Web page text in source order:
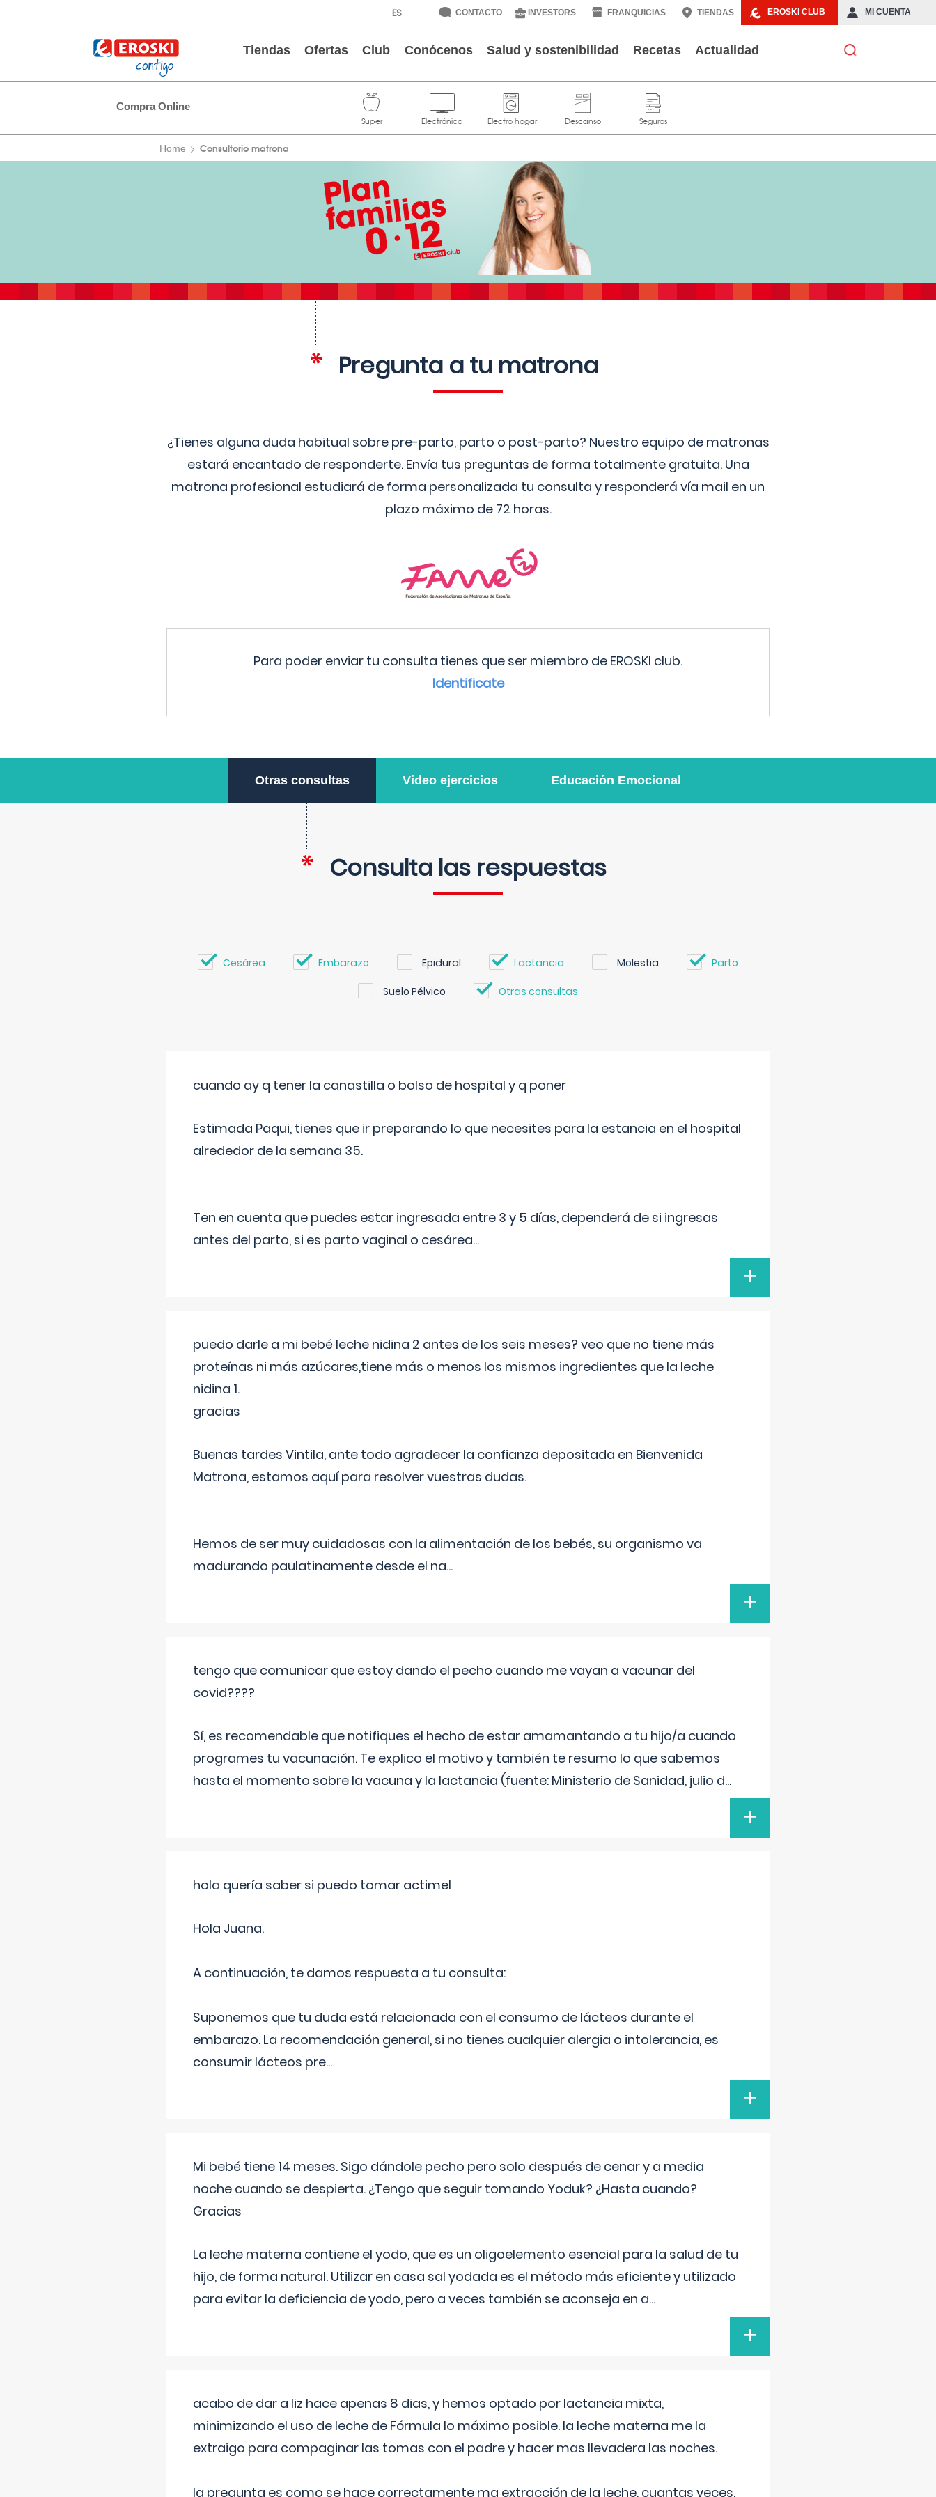
EROSKI CLUB MI CUENTA
CONTACTO INVESTORS FRANQUICIAS TIENDAS
Tiendas Ofertas Club Conócenos Salud y sostenibilidad Recetas Actualidad
Compra Online
Home Consultorio matrona
Pregunta a tu matrona
¿Tienes alguna duda habitual sobre pre-parto, parto o post-parto? Nuestro equipo de matronas
estará encantado de responderte. Envía tus preguntas de forma totalmente gratuita. Una
matrona profesional estudiará de forma personalizada tu consulta y responderá vía mail en un
plazo máximo de 72 horas.
Para poder enviar tu consulta tienes que ser miembro de EROSKI club.
Identificate
Otras consultas Video ejercicios Educación Emocional
Consulta las respuestas
Cesárea Embarazo Epidural Lactancia Molestia Parto
Suelo Pélvico Otras consultas
cuando ay q tener la canastilla o bolso de hospital y q poner
Estimada Paqui, tienes que ir preparando lo que necesites para la estancia en el hospital
alrededor de la semana 35.
Ten en cuenta que puedes estar ingresada entre 3 y 5 días, dependerá de si ingresas
antes del parto, si es parto vaginal o cesárea...
+
puedo darle a mi bebé leche nidina 2 antes de los seis meses? veo que no tiene más
proteínas ni más azúcares,tiene más o menos los mismos ingredientes que la leche
nidina 1.
gracias
Buenas tardes Vintila, ante todo agradecer la confianza depositada en Bienvenida
Matrona, estamos aquí para resolver vuestras dudas.
Hemos de ser muy cuidadosas con la alimentación de los bebés, su organismo va
madurando paulatinamente desde el na...
+
tengo que comunicar que estoy dando el pecho cuando me vayan a vacunar del
covid????
Sí, es recomendable que notifiques el hecho de estar amamantando a tu hijo/a cuando
programes tu vacunación. Te explico el motivo y también te resumo lo que sabemos
hasta el momento sobre la vacuna y la lactancia (fuente: Ministerio de Sanidad, julio d...
+
hola quería saber si puedo tomar actimel
Hola Juana.
A continuación, te damos respuesta a tu consulta:
Suponemos que tu duda está relacionada con el consumo de lácteos durante el
embarazo. La recomendación general, si no tienes cualquier alergia o intolerancia, es
consumir lácteos pre...
+
Mi bebé tiene 14 meses. Sigo dándole pecho pero solo después de cenar y a media
noche cuando se despierta. ¿Tengo que seguir tomando Yoduk? ¿Hasta cuando?
Gracias
La leche materna contiene el yodo, que es un oligoelemento esencial para la salud de tu
hijo, de forma natural. Utilizar en casa sal yodada es el método más eficiente y utilizado
para evitar la deficiencia de yodo, pero a veces también se aconseja en a...
+
acabo de dar a liz hace apenas 8 dias, y hemos optado por lactancia mixta,
minimizando el uso de leche de Fórmula lo máximo posible. la leche materna me la
extraigo para compaginar las tomas con el padre y hacer mas llevadera las noches.
la pregunta es como se hace correctamente ma extracción de la leche, cuantas veces,